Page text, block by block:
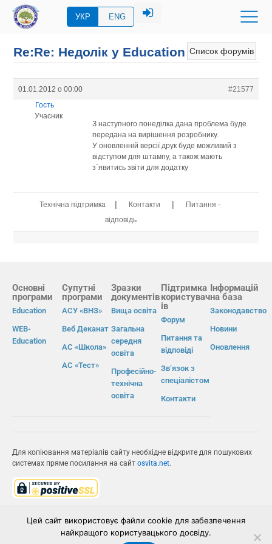
УКР ENG
Список форумів
Re:Re: Недолік у Education
01.01.2012 о 00:00
#21577
Гость
Учасник
З наступного понеділка дана проблема буде
передана на вирішення розробнику.
У оновленній версії друк буде можливий з
відступом для штампу, а також мають
з`явитись звіти для додатку
Технічна підтримка | Контакти |
Питання -
відповідь
Основні
програми
Education
WEB-
Education
Супутні
програми
АСУ «ВНЗ»
Веб Деканат
АС «Школа»
АС «Тест»
Зразки
документів
Вища освіта
Загальна
середня
освіта
Професійно-
технічна
освіта
Підтримка
користувач
ів
Форум
Питання та
відповіді
Зв’язок з
спеціалістом
Контакти
Інформацій
на база
Законодавство
Новини
Оновлення
Для копіювання матеріалів сайту необхідне відкрите для пошукових
системах пряме посилання на сайт osvita.net.
ІВС «ОСВІТА»
Цей сайт використовує файли cookie для забезпечення
найкращого користувацького досвіду.